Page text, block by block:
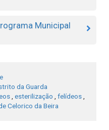
Municipal
da Guarda
esterilização felídeos
Celorico da Beira